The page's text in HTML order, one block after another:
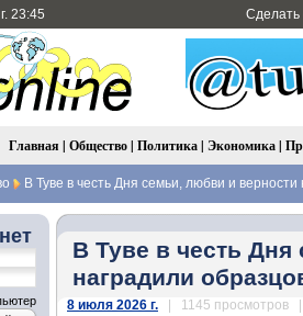
23:45 Сделать
Главная | Общество| Политика| Экономика|
В Туве в честь Дня семьи, любви и
В Туве в честь
наградили
8 июля 2026 г. | 1145 просмотров